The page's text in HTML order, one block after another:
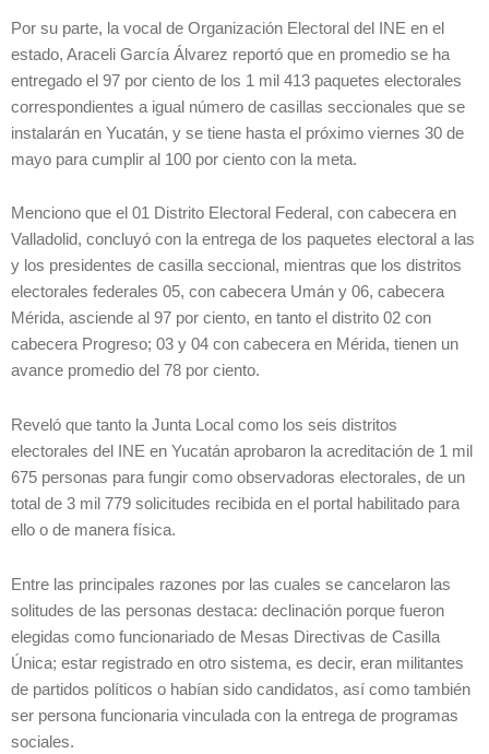
Por su parte, la vocal de Organización Electoral del INE en el
estado, Araceli García Álvarez reportó que en promedio se ha
entregado el 97 por ciento de los 1 mil 413 paquetes electorales
correspondientes a igual número de casillas seccionales que se
instalarán en Yucatán, y se tiene hasta el próximo viernes 30 de
mayo para cumplir al 100 por ciento con la meta.
Menciono que el 01 Distrito Electoral Federal, con cabecera en
Valladolid, concluyó con la entrega de los paquetes electoral a las
y los presidentes de casilla seccional, mientras que los distritos
electorales federales 05, con cabecera Umán y 06, cabecera
Mérida, asciende al 97 por ciento, en tanto el distrito 02 con
cabecera Progreso; 03 y 04 con cabecera en Mérida, tienen un
avance promedio del 78 por ciento.
Reveló que tanto la Junta Local como los seis distritos
electorales del INE en Yucatán aprobaron la acreditación de 1 mil
675 personas para fungir como observadoras electorales, de un
total de 3 mil 779 solicitudes recibida en el portal habilitado para
ello o de manera física.
Entre las principales razones por las cuales se cancelaron las
solitudes de las personas destaca: declinación porque fueron
elegidas como funcionariado de Mesas Directivas de Casilla
Única; estar registrado en otro sistema, es decir, eran militantes
de partidos políticos o habían sido candidatos, así como también
ser persona funcionaria vinculada con la entrega de programas
sociales.